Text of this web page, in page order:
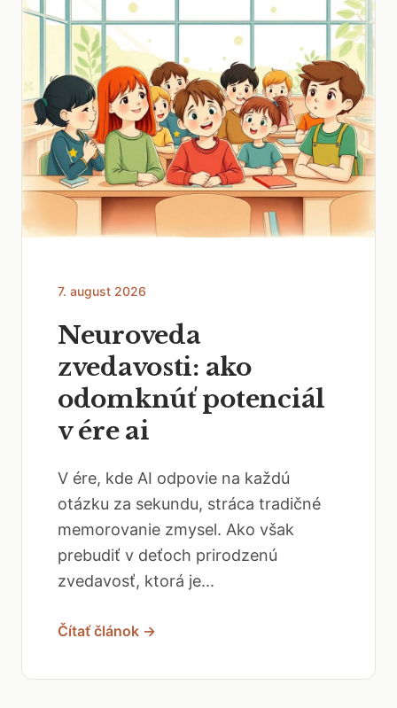
7. august 2026
Neuroveda
zvedavosti: ako
odomknúť potenciál
v ére ai
V ére, kde AI odpovie na každú
otázku za sekundu, stráca tradičné
memorovanie zmysel. Ako však
prebudiť v deťoch prirodzenú
zvedavosť, ktorá je...
Čítať článok →